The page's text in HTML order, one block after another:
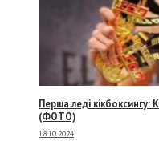
Перша леді кікбоксингу:
(ФОТО)
18.10.2024